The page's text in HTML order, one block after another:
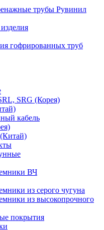
трубы Рувинил
гофрированных труб
SRG (Корея)
кабель
ВЧ
из серого чугуна
из высокопрочного
покрытия